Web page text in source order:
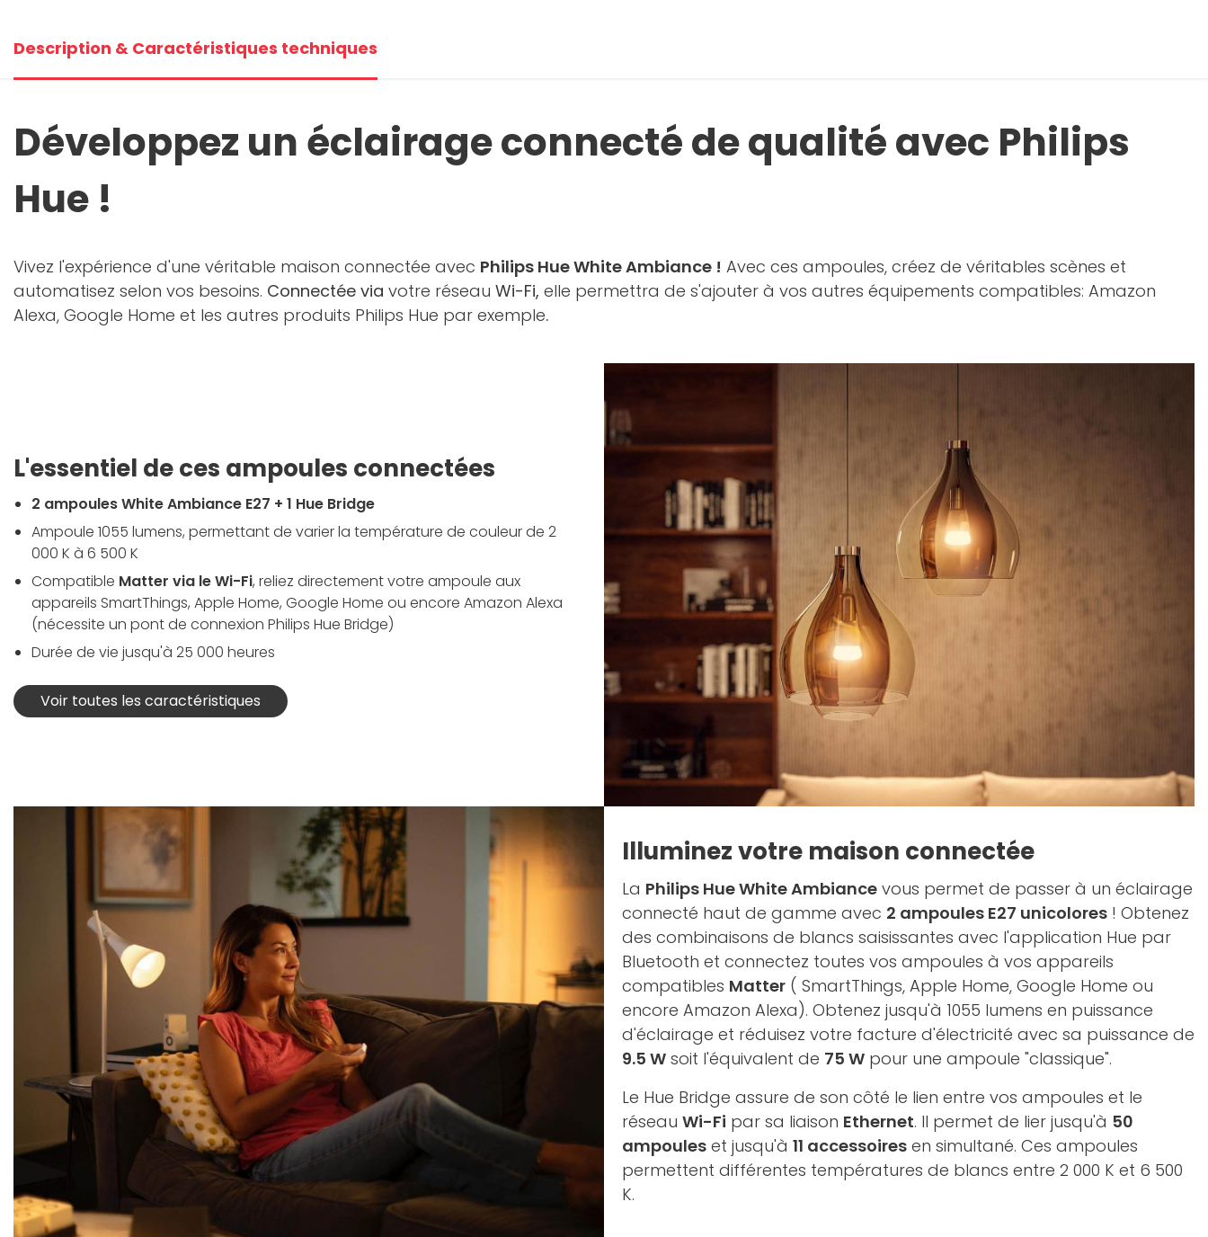
Description & Caractéristiques techniques
Développez un éclairage connecté de qualité avec Philips
Hue !
Vivez l'expérience d'une véritable maison connectée avec Philips Hue White Ambiance ! Avec ces ampoules, créez de véritables scènes et
automatisez selon vos besoins. Connectée via votre réseau Wi-Fi, elle permettra de s'ajouter à vos autres équipements compatibles: Amazon
Alexa, Google Home et les autres produits Philips Hue par exemple.
L'essentiel de ces ampoules connectées
2 ampoules White Ambiance E27 + 1 Hue Bridge
Ampoule 1055 lumens, permettant de varier la température de couleur de 2
000 K à 6 500 K
Compatible Matter via le Wi-Fi, reliez directement votre ampoule aux
appareils SmartThings, Apple Home, Google Home ou encore Amazon Alexa
(nécessite un pont de connexion Philips Hue Bridge)
Durée de vie jusqu'à 25 000 heures
Voir toutes les caractéristiques
Illuminez votre maison connectée
La Philips Hue White Ambiance vous permet de passer à un éclairage
connecté haut de gamme avec 2 ampoules E27 unicolores ! Obtenez
des combinaisons de blancs saisissantes avec l'application Hue par
Bluetooth et connectez toutes vos ampoules à vos appareils
compatibles Matter ( SmartThings, Apple Home, Google Home ou
encore Amazon Alexa). Obtenez jusqu'à 1055 lumens en puissance
d'éclairage et réduisez votre facture d'électricité avec sa puissance de
9.5 W soit l'équivalent de 75 W pour une ampoule "classique".
Le Hue Bridge assure de son côté le lien entre vos ampoules et le
réseau Wi-Fi par sa liaison Ethernet. Il permet de lier jusqu'à 50
ampoules et jusqu'à 11 accessoires en simultané. Ces ampoules
permettent différentes températures de blancs entre 2 000 K et 6 500
K.